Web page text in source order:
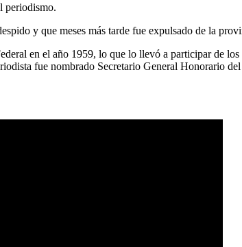
periodismo.
y que meses más tarde fue expulsado de la
en el año 1959, lo que lo llevó a participar de
fue nombrado Secretario General Honorario